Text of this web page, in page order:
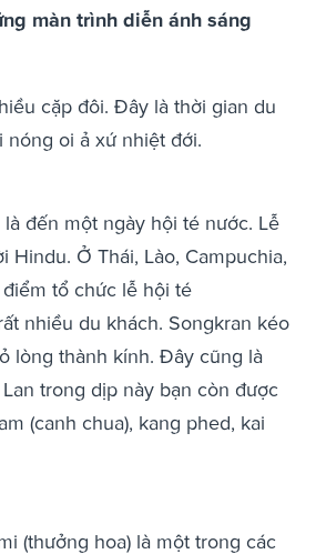
màn trình diễn ánh sáng
cặp đôi. Đây là thời gian du
nóng oi ả xứ nhiệt đới.
đến một ngày hội té nước. Lễ
Ở Thái, Lào, Campuchia,
tổ chức lễ hội té
nhiều du khách. Songkran kéo
lòng thành kính. Đây cũng là
trong dịp này bạn còn được
(canh chua), kang phed, kai
(thưởng hoa) là một trong các